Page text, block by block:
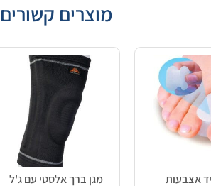
מוצרים קשורים
אצבעות
מגן ברך אלסטי עם ג'ל